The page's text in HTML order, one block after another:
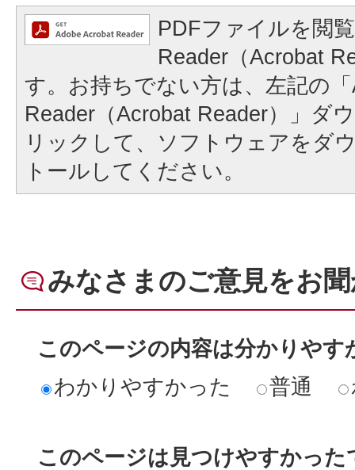
PDFファイルを閲
Reader（Acrobat
す。お持ちでない方は、左記の
Reader（Acrobat Reader）」ダ
リックして、ソフトウェアをダ
トールしてください。
みなさまのご意見をお
このページの内容は分かりやす
わかりやすかった
普通
このページは見つけやすかった